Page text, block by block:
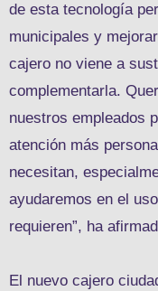
de esta tecnología
municipales y
cajero no viene a
complementarla.
nuestros empleados
atención más
necesitan,
ayudaremos en el
requieren”, ha
El nuevo cajero